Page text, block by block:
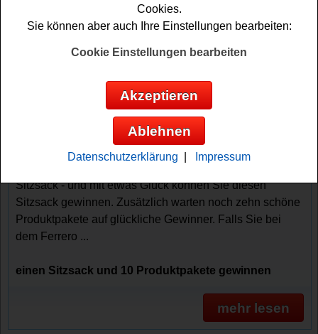
Gewinnsumme ▲ ▼ Gewinnanzahl
Yogurette Gewinnspiel - Fatboy Sitzsack
oder Produktpaket gewinnen
Mit diesem kostenlosen Yogurette Gewinnspiel kann der
Sitzsack - und mit etwas Glück können Sie diesen
Sitzsack gewinnen. Zusätzlich warten noch zehn schöne
Produktpakete auf glückliche Gewinner. Falls Sie bei
dem Ferrero ...
einen Sitzsack und 10 Produktpakete gewinnen
mehr lesen
Cookies.
Sie können aber auch Ihre Einstellungen bearbeiten:
Cookie Einstellungen bearbeiten
Akzeptieren
Ablehnen
Datenschutzerklärung Impressum